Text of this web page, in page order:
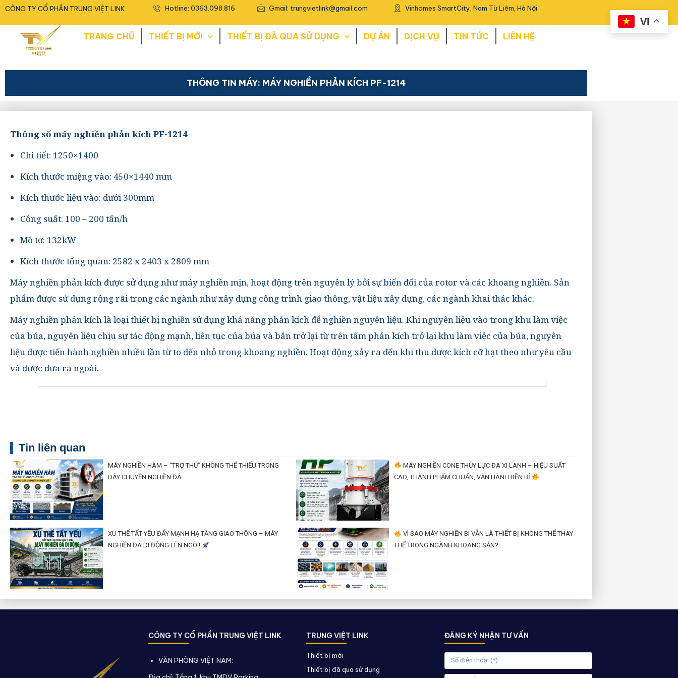
CÔNG TY CỔ PHẦN TRUNG VIỆT LINK Hotline: 0363.098.816 Gmail: trungvietlink@gmail.com Vinhomes SmartCity, Nam Từ Liêm, Hà Nội
TRANG CHỦ THIẾT BỊ MỚI THIẾT BỊ ĐÃ QUA SỬ DỤNG DỰ ÁN DỊCH VỤ TIN TỨC LIÊN HỆ
THÔNG TIN MÁY: MÁY NGHIỀN PHẢN KÍCH PF-1214
Thông số máy nghiền phản kích PF-1214
Chi tiết: 1250×1400
Kích thước miệng vào: 450×1440 mm
Kích thước liệu vào: dưới 300mm
Công suất: 100 – 200 tấn/h
Mô tơ: 132kW
Kích thước tổng quan: 2582 x 2403 x 2809 mm
Máy nghiền phản kích được sử dụng như máy nghiền mịn, hoạt động trên nguyên lý bởi sự biến đổi của rotor và các khoang nghiền. Sản
phẩm được sử dụng rộng rãi trong các ngành như xây dựng công trình giao thông, vật liệu xây dựng, các ngành khai thác khác.
Máy nghiền phản kích là loại thiết bị nghiền sử dụng khả năng phản kích để nghiền nguyên liệu. Khi nguyên liệu vào trong khu làm việc
của búa, nguyên liệu chịu sự tác động mạnh, liên tục của búa và bắn trở lại từ trên tấm phản kích trở lại khu làm việc của búa, nguyên
liệu được tiến hành nghiền nhiều lần từ to đến nhỏ trong khoang nghiền. Hoạt động xảy ra đến khi thu được kích cỡ hạt theo như yêu cầu
và được đưa ra ngoài.
Tin liên quan
MÁY NGHIỀN HÀM – “TRỢ THỦ” KHÔNG THỂ THIẾU TRONG
DÂY CHUYỀN NGHIỀN ĐÁ
MÁY NGHIỀN CONE THỦY LỰC ĐA XI LANH – HIỆU SUẤT
CAO, THÀNH PHẨM CHUẨN, VẬN HÀNH BỀN BỈ
XU THẾ TẤT YẾU ĐẨY MẠNH HẠ TẦNG GIAO THÔNG – MÁY
NGHIỀN ĐÁ DI ĐỘNG LÊN NGÔI!
VÌ SAO MÁY NGHIỀN BI VẪN LÀ THIẾT BỊ KHÔNG THỂ THAY
THẾ TRONG NGÀNH KHOÁNG SẢN?
VI
CÔNG TY CỔ PHẦN TRUNG VIỆT LINK
VĂN PHÒNG VIỆT NAM:
TRUNG VIỆT LINK
Thiết bị mới
Thiết bị đã qua sử dụng
ĐĂNG KÝ NHẬN TƯ VẤN